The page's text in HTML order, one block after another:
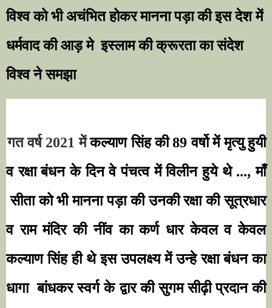
विश्व को भी अचंभित होकर मानना पड़ा की इस देश में
धर्मवाद की आड़ मे इस्लाम की क्रूरता का संदेश
विश्व ने समझा
गत वर्ष 2021 मेंकल्याण सिंह की 89 वर्षो में मृत्यु हुयी
व रक्षा बंधन के दिन वे पंचत्व में विलीन हुये थे ..., माँ
सीता को भी मानना पड़ा की उनकी रक्षा की सूत्रधार
व राम मंदिर की नींव का कर्ण धार केवल व केवल
कल्याण सिंह ही थे इस उपलक्ष्य में उन्हे रक्षा बंधन का
धागा बांधकर स्वर्ग के द्वार की सुगम सीढ़ी प्रदान की